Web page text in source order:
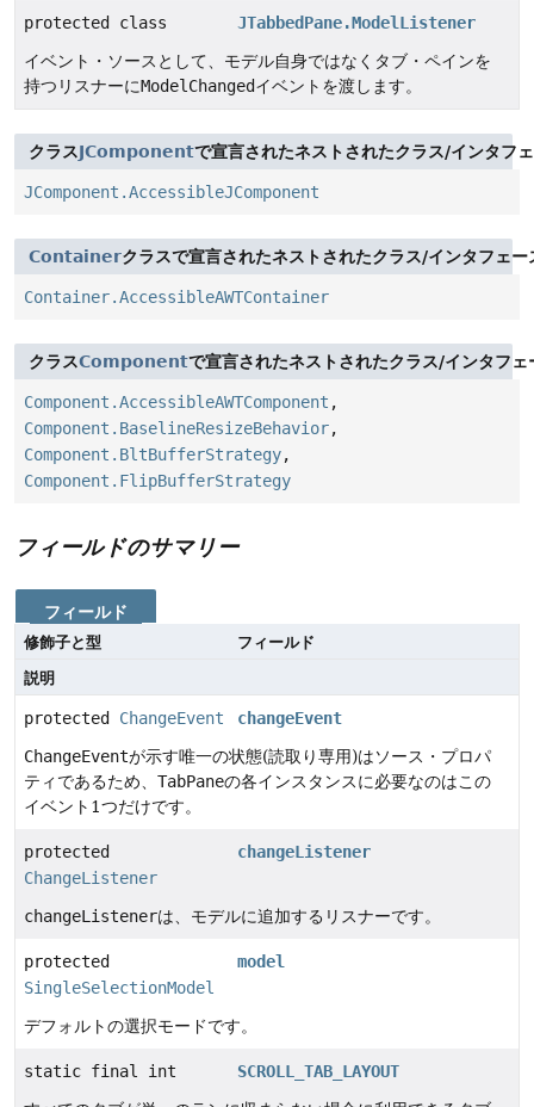
protected class
JTabbedPane.ModelListener
イベント・ソースとして、モデル自身ではなくタブ・ペインを
持つリスナーにModelChangedイベントを渡します。
クラスJComponentで宣言されたネストされたクラス/インタフ
JComponent.AccessibleJComponent
Containerクラスで宣言されたネストされたクラス/インタフェー
Container.AccessibleAWTContainer
クラスComponentで宣言されたネストされたクラス/インタフェ
Component.AccessibleAWTComponent ,
Component.BaselineResizeBehavior,
Component.BltBufferStrategy,
Component.FlipBufferStrategy
フィールドのサマリー
フィールド
修飾子と型
フィールド
説明
protected ChangeEvent
changeEvent
ChangeEventが示す唯一の状態(読取り専用)はソース・プロパ
ティであるため、 TabPaneの各インスタンスに必要なのはこの
イベント1つだけです。
protected
ChangeListener
changeListener
changeListenerは、モデルに追加するリスナーです。
protected
SingleSelectionModel
model
デフォルトの選択モードです。
static final int
SCROLL_TAB_LAYOUT